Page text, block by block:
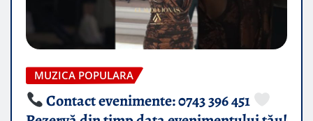
MUZICA POPULARA
Contact evenimente: 0743 396 451